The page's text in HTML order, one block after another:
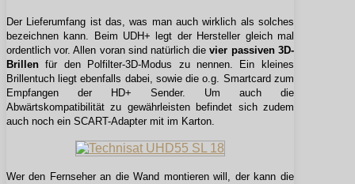
Der Lieferumfang ist das, was man auch wirklich als solches
bezeichnen kann. Beim UDH+ legt der Hersteller gleich mal
ordentlich vor. Allen voran sind natürlich dievier passiven 3D-
Brillen für den Polfilter-3D-Modus zu nennen. Ein kleines
Brillentuch liegt ebenfalls dabei, sowie die o.g. Smartcard zum
Empfangen der HD+ Sender. Um auch die
Abwärtskompatibilität zu gewährleisten befindet sich zudem
auch noch ein SCART-Adapter mit im Karton.
Wer den Fernseher an die Wand montieren will, der kann die